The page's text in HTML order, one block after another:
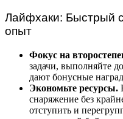
Лайфхаки: Быстрый
опыт
Фокус на
задачи, выполняйте
дают бонусные
Экономьте ресурсы.
снаряжение без
отступить и